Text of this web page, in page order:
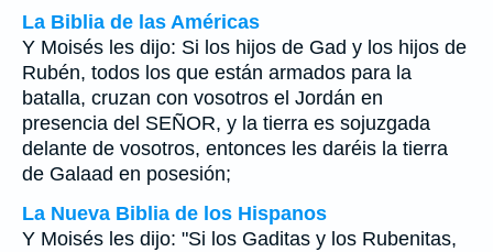
La Biblia de las Américas
Y Moisés les dijo: Si los hijos de Gad y los hijos de
Rubén, todos los que están armados para la
batalla, cruzan con vosotros el Jordán en
presencia del SEÑOR, y la tierra es sojuzgada
delante de vosotros, entonces les daréis la tierra
de Galaad en posesión;
La Nueva Biblia de los Hispanos
Y Moisés les dijo: "Si los Gaditas y los Rubenitas,